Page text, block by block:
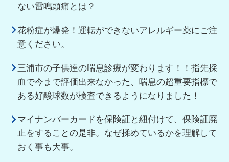
ない雷鳴頭痛とは？
花粉症が爆発！運転ができないアレルギー薬にご注
意ください。
三浦市の子供達の喘息診療が変わります！！指先採
血で今まで評価出来なかった、喘息の超重要指標で
ある好酸球数が検査できるようになりました！
マイナンバーカードを保険証と紐付けて、保険証廃
止をすることの是非。なぜ揉めているかを理解して
おく事も大事。